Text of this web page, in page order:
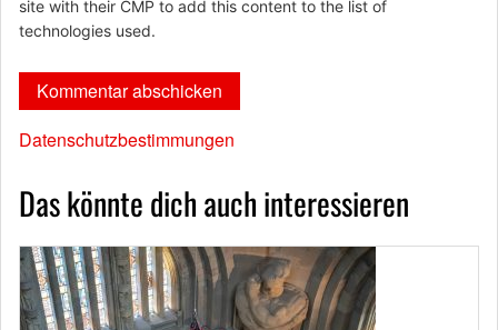
site with their CMP to add this content to the list of
technologies used.
Datenschutzbestimmungen
Das könnte dich auch interessieren